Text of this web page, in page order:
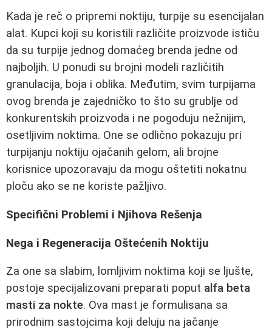
Kada je reč o pripremi noktiju, turpije su esencijalan
alat. Kupci koji su koristili različite proizvode ističu
da su turpije jednog domaćeg brenda jedne od
najboljih. U ponudi su brojni modeli različitih
granulacija, boja i oblika. Međutim, svim turpijama
ovog brenda je zajedničko to što su grublje od
konkurentskih proizvoda i ne pogoduju nežnijim,
osetljivim noktima. One se odlično pokazuju pri
turpijanju noktiju ojačanih gelom, ali brojne
korisnice upozoravaju da mogu oštetiti nokatnu
ploču ako se ne koriste pažljivo.
Specifični Problemi i Njihova Rešenja
Nega i Regeneracija Oštećenih Noktiju
Za one sa slabim, lomljivim noktima koji se ljušte,
postoje specijalizovani preparati poput alfa beta
masti za nokte. Ova mast je formulisana sa
prirodnim sastojcima koji deluju na jačanje